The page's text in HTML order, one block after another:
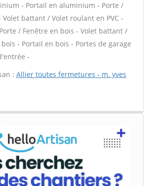
- Portail en aluminium - Porte /
Volet battant / Volet roulant en PVC -
/ Fenêtre en bois - Volet battant /
- Portail en bois - Portes de garage
-
: Allier toutes fermetures - m. yves